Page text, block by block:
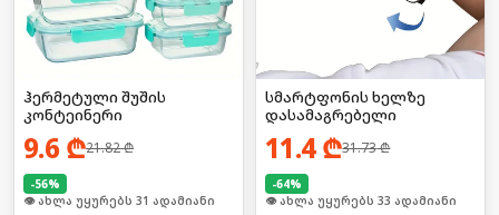
ჰერმეტული შუშის
კონტეინერი
9.6 ₾21.82₾
-56%
🛒 ბოლო 24სთ-ში იყიდა 41-მა
სმარტფონის ხელზე
დასამაგრებელი
11.4₾31.73₾
-64%
🛒 ბოლო 24სთ-ში იყიდა 44-მა